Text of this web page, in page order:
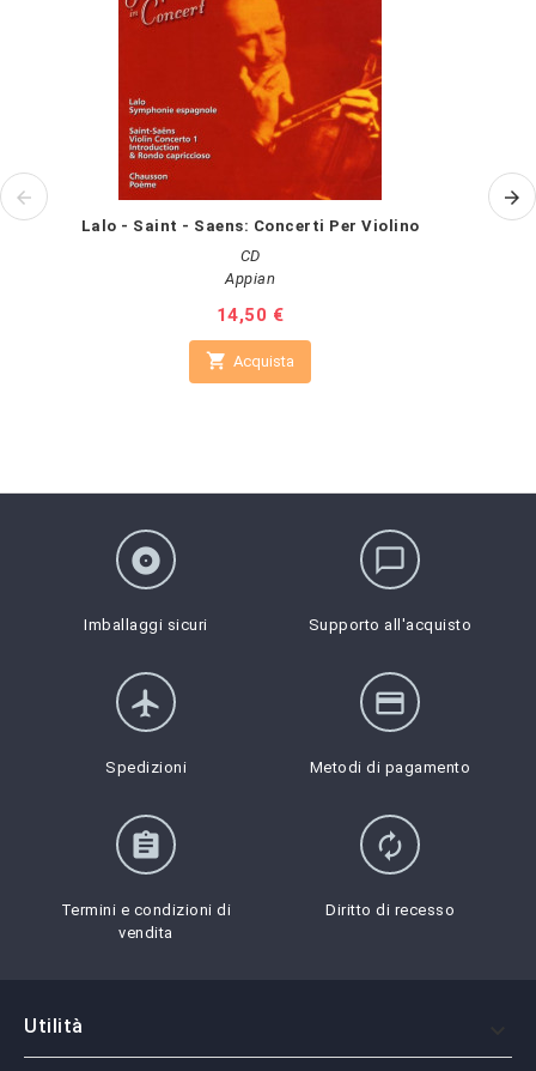
Lalo - Saint - Saens: Concerti Per Violino
CD
Appian
Prezzo
14,50 €
 Acquista
album
Imballaggi sicuri
chat_bubble_outline
Supporto all'acquisto
flight
Spedizioni
credit_card
Metodi di pagamento
assignment
Termini e condizioni di
vendita
autorenew
Diritto di recesso
Utilità